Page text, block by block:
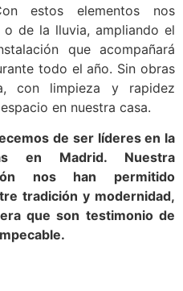
estos elementos nos
de la lluvia, ampliando el
que acompañará
todo el año. Sin obras
con limpieza y rapidez
en nuestra casa.
de ser líderes en la
en Madrid. Nuestra
nos han permitido
tradición y modernidad,
que son testimonio de